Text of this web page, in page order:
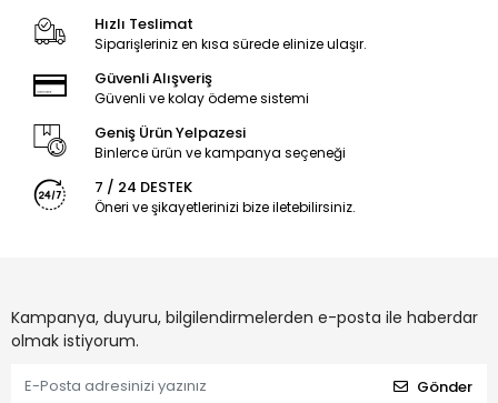
Hızlı Teslimat
Siparişleriniz en kısa sürede elinize ulaşır.
Güvenli Alışveriş
Güvenli ve kolay ödeme sistemi
Geniş Ürün Yelpazesi
Binlerce ürün ve kampanya seçeneği
7 / 24 DESTEK
Öneri ve şikayetlerinizi bize iletebilirsiniz.
Kampanya, duyuru, bilgilendirmelerden e-posta ile haberdar
olmak istiyorum.
Gönder